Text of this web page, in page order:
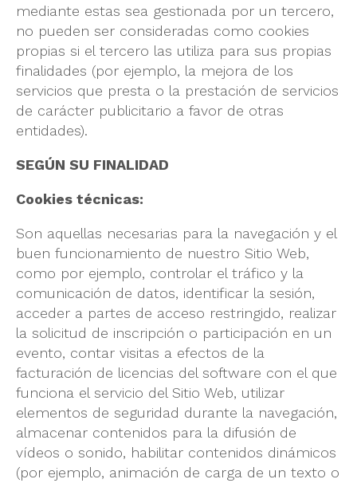
mediante estas sea gestionada por un tercero,
no pueden ser consideradas como cookies
propias si el tercero las utiliza para sus propias
finalidades (por ejemplo, la mejora de los
servicios que presta o la prestación de servicios
de carácter publicitario a favor de otras
entidades).
SEGÚN SU FINALIDAD
Cookies técnicas:
Son aquellas necesarias para la navegación y el
buen funcionamiento de nuestro Sitio Web,
como por ejemplo, controlar el tráfico y la
comunicación de datos, identificar la sesión,
acceder a partes de acceso restringido, realizar
la solicitud de inscripción o participación en un
evento, contar visitas a efectos de la
facturación de licencias del software con el que
funciona el servicio del Sitio Web, utilizar
elementos de seguridad durante la navegación,
almacenar contenidos para la difusión de
vídeos o sonido, habilitar contenidos dinámicos
(por ejemplo, animación de carga de un texto o